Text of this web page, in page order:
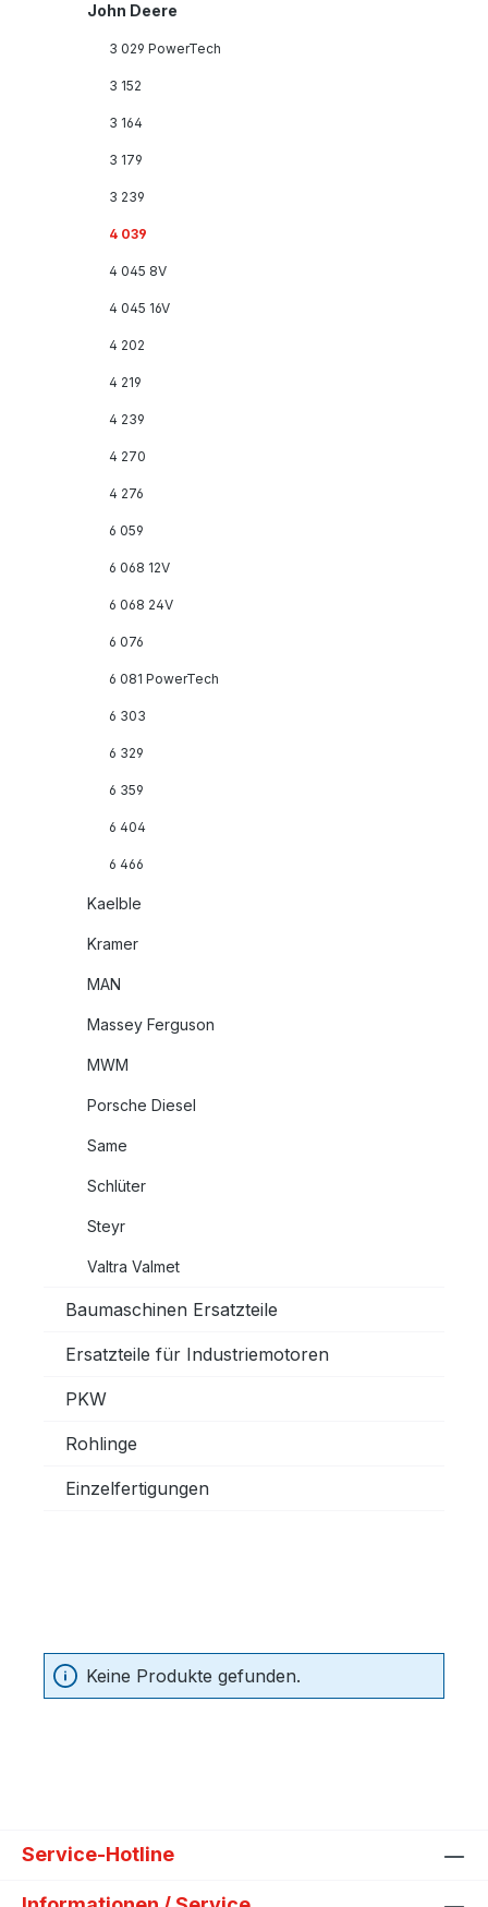
John Deere
3 029 PowerTech
3 152
3 164
3 179
3 239
4 039
4 045 8V
4 045 16V
4 202
4 219
4 239
4 270
4 276
6 059
6 068 12V
6 068 24V
6 076
6 081 PowerTech
6 303
6 329
6 359
6 404
6 466
Kaelble
Kramer
MAN
Massey Ferguson
MWM
Porsche Diesel
Same
Schlüter
Steyr
Valtra Valmet
Baumaschinen Ersatzteile
Ersatzteile für Industriemotoren
PKW
Rohlinge
Einzelfertigungen
Keine Produkte gefunden.
Service-Hotline